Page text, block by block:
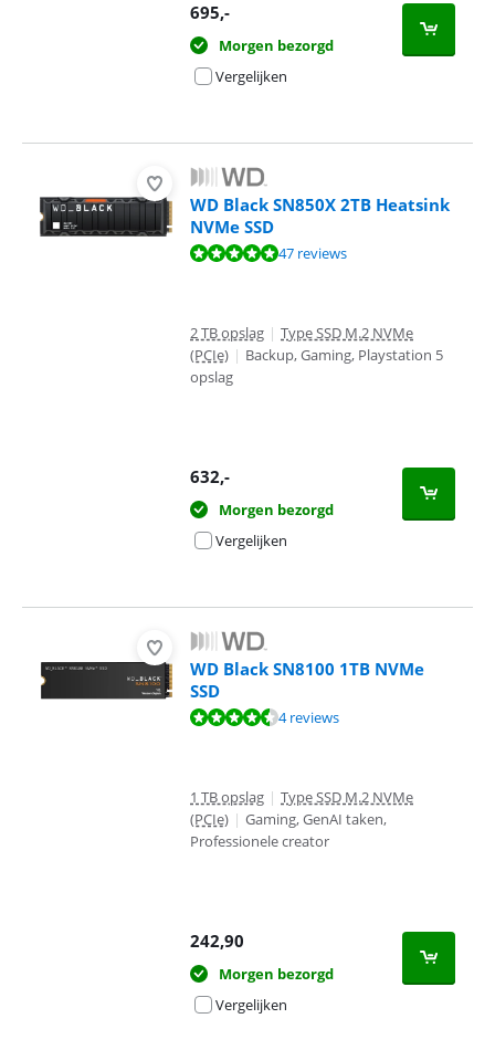
695,-
Morgen bezorgd
Vergelijken
WD Black SN850X 2TB Heatsink
NVMe SSD
Beoordeling is 9,5 van de 10, gebaseerd op 47 reviews.
47 reviews
2 TB opslag | Type SSD M.2 NVMe
(PCIe) | Backup, Gaming, Playstation 5
opslag
632,-
Morgen bezorgd
Vergelijken
WD Black SN8100 1TB NVMe
SSD
Beoordeling is 9,4 van de 10, gebaseerd op 4 reviews.
4 reviews
1 TB opslag | Type SSD M.2 NVMe
(PCIe) | Gaming, GenAI taken,
Professionele creator
242,90
Morgen bezorgd
Vergelijken